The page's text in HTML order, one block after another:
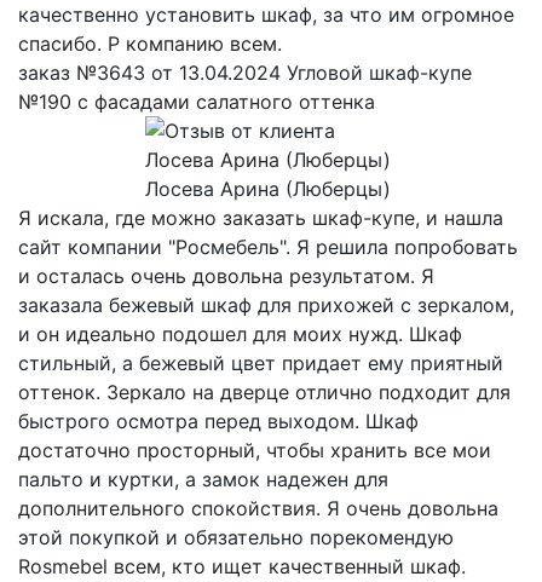
качественно установить шкаф, за что им огромное
спасибо. Р компанию всем.
заказ №3643 от 13.04.2024 Угловой шкаф-купе
№190 с фасадами салатного оттенка
Лосева Арина (Люберцы)
Я искала, где можно заказать шкаф-купе, и нашла
сайт компании "Росмебель". Я решила попробовать
и осталась очень довольна результатом. Я
заказала бежевый шкаф для прихожей с зеркалом,
и он идеально подошел для моих нужд. Шкаф
стильный, а бежевый цвет придает ему приятный
оттенок. Зеркало на дверце отлично подходит для
быстрого осмотра перед выходом. Шкаф
достаточно просторный, чтобы хранить все мои
пальто и куртки, а замок надежен для
дополнительного спокойствия. Я очень довольна
этой покупкой и обязательно порекомендую
Rosmebel всем, кто ищет качественный шкаф.